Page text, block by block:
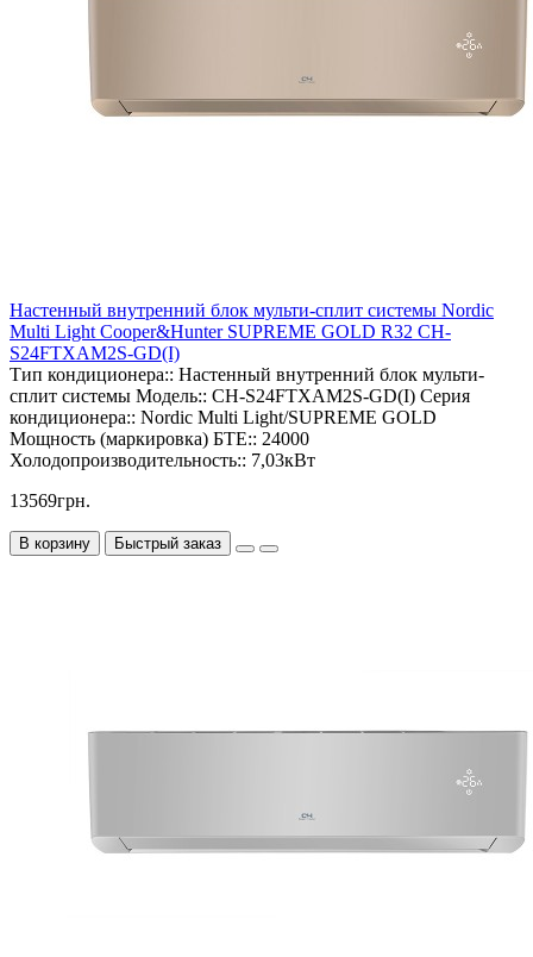
Настенный внутренний блок мульти-сплит системы Nordic
Multi Light Cooper&Hunter SUPREME GOLD R32 CH-
S24FTXAM2S-GD(I)
Тип кондиционера:: Настенный внутренний блок мульти-
сплит системы Модель:: CH-S24FTXAM2S-GD(I) Серия
кондиционера:: Nordic Multi Light/SUPREME GOLD
Мощность (маркировка) БТЕ:: 24000
Холодопроизводительность:: 7,03кВт
13569грн.
В корзину Быстрый заказ